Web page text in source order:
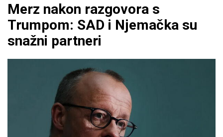
Merz nakon razgovora s
Trumpom: SAD i Njemačka su
snažni partneri